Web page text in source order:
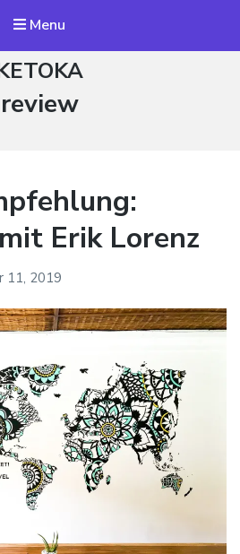
Menu
Schlagwort:
review
Erik Lorenz
11, 2019